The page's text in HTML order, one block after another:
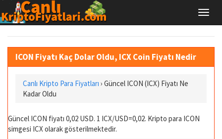
ICON Fiyatı Kaç Dolar Oldu, ICX Coin Fiyatı Nedir
Canlı Kripto Para Fiyatları › Güncel ICON (ICX) Fiyatı Ne
Kadar Oldu
Güncel ICON fiyatı 0,02 USD. 1 ICX/USD=0,02. Kripto para ICON
simgesi ICX olarak gösterilmektedir.